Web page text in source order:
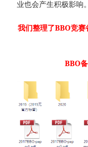
业也会产生积极影响。
我们整理了BBO竞
BBO